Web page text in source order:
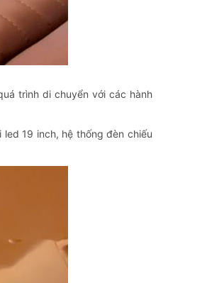
trình di chuyển với các hành
19 inch, hệ thống đèn chiếu